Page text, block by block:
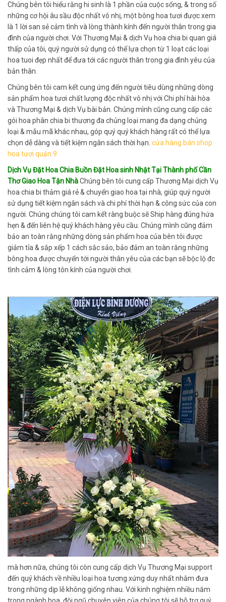
Chúng bên tôi hiểu rằng hi sinh là 1 phần của cuộc sống, & trong số
những cơ hội âu sầu độc nhất vô nhị, một bông hoa tươi được xem
là 1 lời san sẻ cảm tình và lòng thành kính đến người thân trong gia
đình của người chơi. Với Thương Mại & dịch Vụ hoa chia bi quan giá
thấp của tôi, quý người sử dụng có thể lựa chọn từ 1 loạt các loại
hoa tuoi đẹp nhất để đưa tới các người thân trong gia đình yêu của
bản thân.
Chúng bên tôi cam kết cung ứng đến người tiêu dùng những dòng
sản phẩm hoa tươi chất lượng độc nhất vô nhị với Chi phí hài hòa
và Thương Mại & dịch Vụ bài bản. Chúng mình cũng cung cấp các
gói hoa phân chia bi thương đa chủng loại mang đa dạng chủng
loại & mẫu mã khác nhau, góp quý quý khách hàng rất có thể lựa
chọn dễ dàng và tiết kiệm ngân sách thời hạn. cửa hàng bán shop
hoa tươi quận 9
Dịch Vụ Đặt Hoa Chia Buồn Đặt Hoa sinh Nhật Tại Thành phố Cần
Thơ Giao Hoa Tận NhàChúng bên tôi cung cấp Thương Mại dịch Vụ
hoa chia bi thảm giá rẻ & chuyển giao hoa tại nhà, giúp quý người
sử dụng tiết kiệm ngân sách và chi phí thời hạn & công sức của con
người. Chúng chúng tôi cam kết ràng buộc sẽ Ship hàng đúng hứa
hẹn & đến liên hệ quý khách hàng yêu cầu. Chúng mình cũng đảm
bảo an toàn rằng những dòng sản phẩm hoa của bên tôi được
giảm tỉa & sắp xếp 1 cách sắc sảo, bảo đảm an toàn rằng những
bông hoa được chuyển tới người thân yêu của các bạn sẽ bộc lộ đc
tình cảm & lòng tôn kính của người chơi.
mà hơn nữa, chúng tôi còn cung cấp dịch Vụ Thương Mại support
đến quý khách về nhiều loại hoa tương xứng duy nhất nhằm đưa
trong những dịp lễ không giống nhau. Với kinh nghiệm nhiều năm